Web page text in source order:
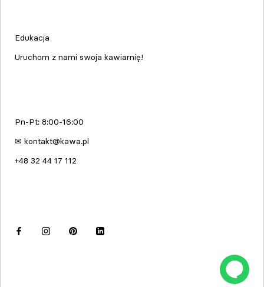
Edukacja
Uruchom z nami swoja kawiarnię!
Pn-Pt: 8:00-16:00
✉ kontakt@kawa.pl
+48 32 44 17 112